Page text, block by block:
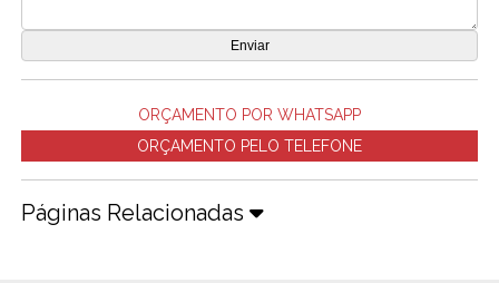
ORÇAMENTO POR WHATSAPP
ORÇAMENTO PELO TELEFONE
Páginas Relacionadas